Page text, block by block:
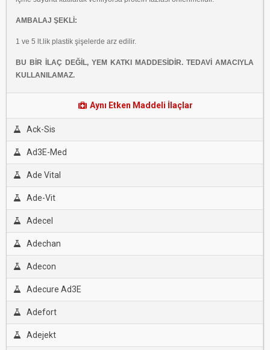
AMBALAJ ŞEKLİ:
1 ve 5 lt.lik plastik şişelerde arz edilir.
BU BİR İLAÇ DEĞİL, YEM KATKI MADDESİDİR. TEDAVİ AMACIYLA
KULLANILAMAZ.
Aynı Etken Maddeli İlaçlar
Ack-Sis
Ad3E-Med
Ade Vital
Ade-Vit
Adecel
Adechan
Adecon
Adecure Ad3E
Adefort
Adejekt